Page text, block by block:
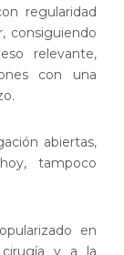
regularidad
consiguiendo
relevante,
con una
abiertas,
tampoco
en
y a la